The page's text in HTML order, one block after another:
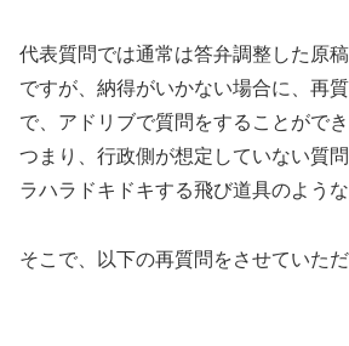
代表質問では通常は答弁調整した原
ですが、納得がいかない場合に、再
で、アドリブで質問をすることができ
つまり、行政側が想定していない質
ラハラドキドキする飛び道具のような
そこで、以下の再質問をさせていただ